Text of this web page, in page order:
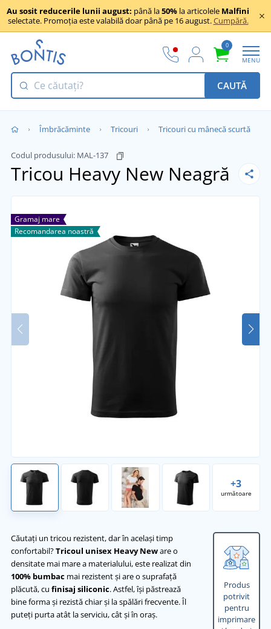
Au sosit reducerile lunii august: până la50% la articolele Malfini
selectate. Promoția este valabilă doar până pe 16 august.Cumpără.
0
MENU
CAUTĂ
Îmbrăcăminte Tricouri Tricouri cu mânecă scurtă
Codul produsului: MAL-137
Tricou Heavy New Neagră
+3
următoare
Gramaj mare
Recomandarea noastră
Căutați un tricou rezistent, dar în același timp
confortabil?Tricoul unisex Heavy Neware o
densitate mai mare a materialului, este realizat din
100% bumbac mai rezistent și are o suprafață
plăcută, cu finisaj siliconic. Astfel, își păstrează
bine forma și rezistă chiar și la spălări frecvente. Îl
puteți purta atât la serviciu, cât și în oraș.
Produs
potrivit
pentru
imprimare